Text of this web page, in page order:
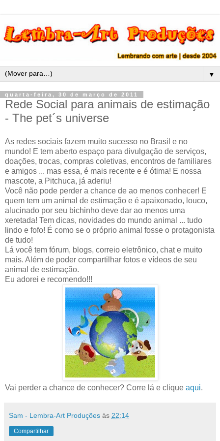
▼
quarta-feira, 30 de março de 2011
Rede Social para animais de estimação
- The pet´s universe
As redes sociais fazem muito sucesso no Brasil e no
mundo! E tem aberto espaço para divulgação de serviços,
doações, trocas, compras coletivas, encontros de familiares
e amigos ... mas essa, é mais recente e é ótima! E nossa
mascote, a Pitchuca, já aderiu!
Você não pode perder a chance de ao menos conhecer! E
quem tem um animal de estimação e é apaixonado, louco,
alucinado por seu bichinho deve dar ao menos uma
xeretada! Tem dicas, novidades do mundo animal ... tudo
lindo e fofo! É como se o próprio animal fosse o protagonista
de tudo!
Lá você tem fórum, blogs, correio eletrônico, chat e muito
mais. Além de poder compartilhar fotos e vídeos de seu
animal de estimação.
Eu adorei e recomendo!!!
Vai perder a chance de conhecer? Corre lá e clique aqui.
Sam - Lembra-Art Produções às 22:14
Compartilhar